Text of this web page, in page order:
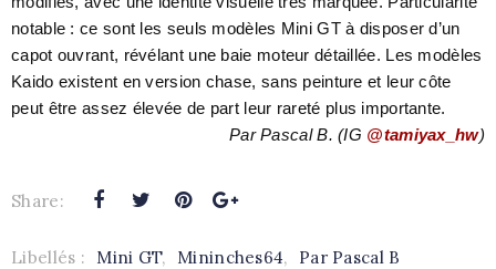
notable : ce sont les seuls modèles Mini GT à disposer d’un
capot ouvrant, révélant une baie moteur détaillée. Les modèles
Kaido existent en version chase, sans peinture et leur côte
peut être assez élevée de part leur rareté plus importante.
Par Pascal B. (IG @tamiyax_hw)
Share:
Libellés : Mini GT, Mininches64, Par Pascal B